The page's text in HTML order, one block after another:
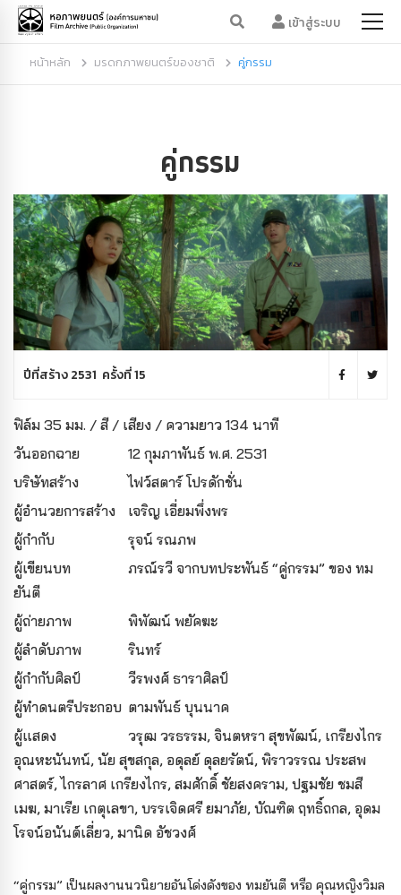
เข้าสู่ระบบ
หน้าหลัก มรดกภาพยนตร์ของชาติ คู่กรรม
คู่กรรม
ปีที่สร้าง 2531 ครั้งที่ 15
ฟิล์ม 35 มม. / สี / เสียง / ความยาว 134 นาที
วันออกฉาย
12 กุมภาพันธ์ พ.ศ. 2531
บริษัทสร้าง
ไฟว์สตาร์ โปรดักชั่น
ผู้อํานวยการสร้าง
เจริญ เอี่ยมพึ่งพร
ผู้กํากับ
รุจน์ รณภพ
ผู้เขียนบท
ภรณ์รวี จากบทประพันธ์ “คู่กรรม” ของ ทม
ยันตี
ผู้ถ่ายภาพ
พิพัฒน์ พยัคฆะ
ผู้ลำดับภาพ
รินทร์
ผู้กำกับศิลป์
วีรพงศ์ ธาราศิลป์
ผู้ทำดนตรีประกอบ ตามพันธ์ บุนนาค
ผู้แสดง
วรุฒ วรธรรม, จินตหรา สุขพัฒน์, เกรียงไกร
อุณหะนันทน์, นัย สุขสกุล, อดุลย์ ดุลยรัตน์, พิราวรรณ ประสพ
ศาสตร์, ไกรลาศ เกรียงไกร, สมศักดิ์ ชัยสงคราม, ปฐมชัย ชมสี
เมฆ, มาเรีย เกตุเลขา, บรรเจิดศรี ยมาภัย, บัณฑิต ฤทธิ์ถกล, อุดม
โรจน์อนันต์เลี่ยว, มานิด อัชวงศ์
“คู่กรรม” เป็นผลงานนวนิยายอันโด่งดังของ ทมยันตี หรือ คุณหญิงวิมล